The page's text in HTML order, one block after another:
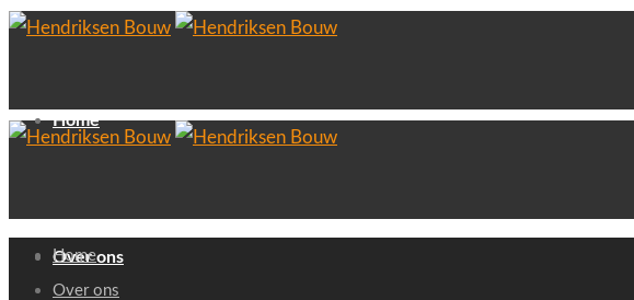
Home
Over ons
Home
Over ons